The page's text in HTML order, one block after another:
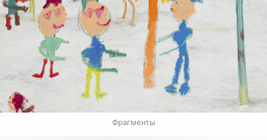
Фрагменты